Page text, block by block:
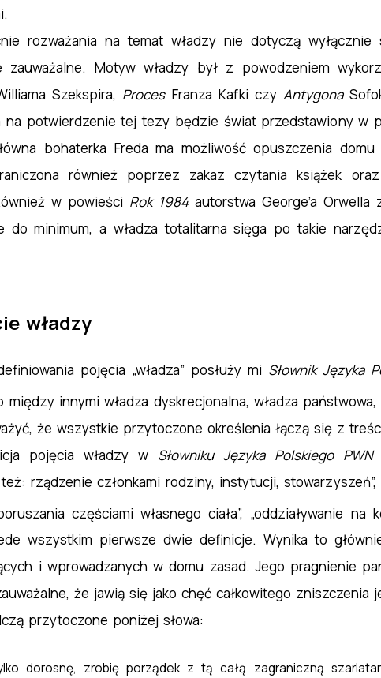
rozważania na temat władzy nie dotyczą
zauważalne. Motyw władzy był z powodzeniem
Szekspira, ProcesFranza Kafki czyAntygona
na potwierdzenie tej tezy będzie świat przedstawiony w
bohaterka Freda ma możliwość opuszczenia
również poprzez zakaz czytania książek
w powieści Rok 1984 autorstwa George’a
do minimum, a władza totalitarna sięga po takie
władzy
pojęcia „władza” posłuży mi Słownik Języka
między innymi władza dyskrecjonalna, władza
że wszystkie przytoczone określenia łączą się z
pojęcia władzy w Słowniku Języka Polskiego PWN
rządzenie członkami rodziny, instytucji,
częściami własnego ciała”, „oddziaływanie na
wszystkim pierwsze dwie definicje. Wynika to
i wprowadzanych w domu zasad. Jego pragnienie
że jawią się jako chęć całkowitego
przytoczone poniżej słowa:
dorosnę, zrobię porządek z tą całą zagraniczną